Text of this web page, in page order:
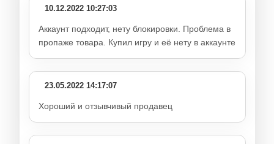
10.12.2022 10:27:03
Аккаунт подходит, нету блокировки. Проблема в
пропаже товара. Купил игру и её нету в аккаунте
23.05.2022 14:17:07
Хороший и отзывчивый продавец